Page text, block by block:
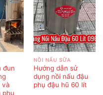
đun
và
phụ
NỒI NẤU SỮA
Hướng dẫn sử
dụng nồi nấu đậu
phụ đậu hũ 60 lít